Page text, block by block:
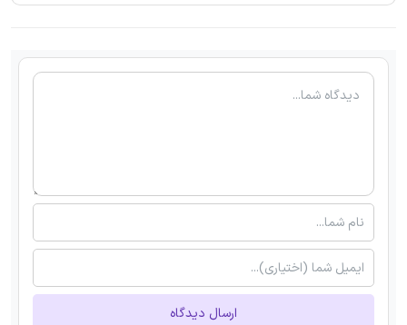
ارسال دیدگاه